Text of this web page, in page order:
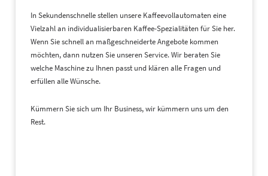
In Sekundenschnelle stellen unsere Kaffeevollautomaten eine
Vielzahl an individualisierbaren Kaffee-Spezialitäten für Sie her.
Wenn Sie schnell an maßgeschneiderte Angebote kommen
möchten, dann nutzen Sie unseren Service. Wir beraten Sie
welche Maschine zu Ihnen passt und klären alle Fragen und
erfüllen alle Wünsche.
Kümmern Sie sich um Ihr Business, wir kümmern uns um den
Rest.